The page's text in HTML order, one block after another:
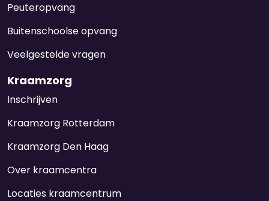
Peuteropvang
Buitenschoolse opvang
Veelgestelde vragen
Kraamzorg
Inschrijven
Kraamzorg Rotterdam
Kraamzorg Den Haag
Over kraamcentra
Locaties kraamcentrum